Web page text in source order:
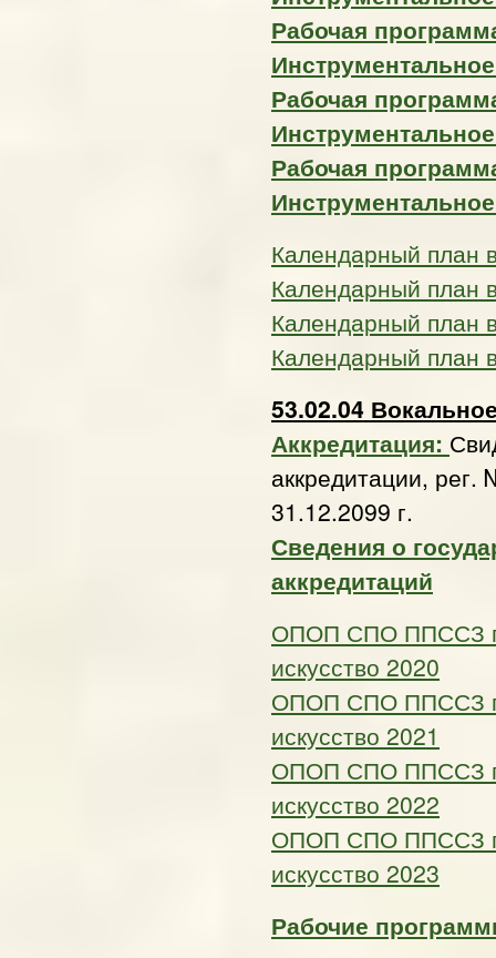
Рабочая
Рабочая
Рабочая
Календарный план
Календарный план
Календарный план
Календарный план
53.02.04
Аккредитация:
аккредитации,
31.12.2099 г.
Сведения о
аккредитаций
ОПОП СПО ППССЗ
искусство 2020
ОПОП СПО ППССЗ
искусство 2021
ОПОП СПО ППССЗ
искусство 2022
ОПОП СПО ППССЗ
искусство 2023
Рабочие